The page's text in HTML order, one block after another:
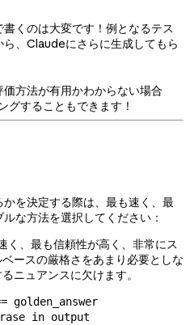
くのは大変です！例となるテス
ら、Claudeにさらに生成してもら
方法が有用かわからない場合
することもできます！
を決定する際は、最も速く、最
な方法を選択してください：
く、最も信頼性が高く、非常にス
ースの厳格さをあまり必要としな
ニュアンスに欠けます。
golden_answer
in output